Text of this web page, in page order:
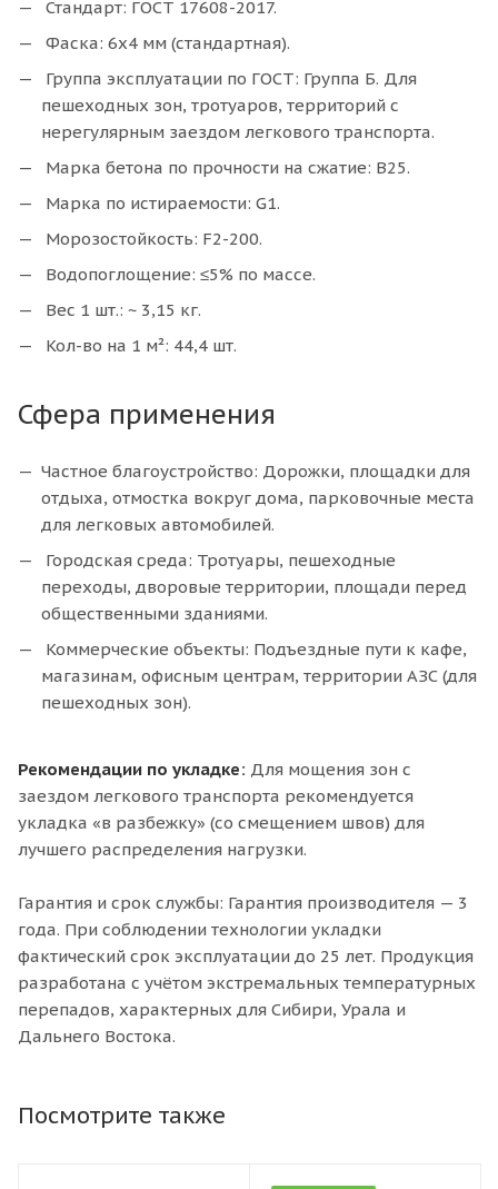
Стандарт: ГОСТ 17608-2017.
Фаска: 6х4 мм (стандартная).
Группа эксплуатации по ГОСТ: Группа Б. Для
пешеходных зон, тротуаров, территорий с
нерегулярным заездом легкового транспорта.
Марка бетона по прочности на сжатие: В25.
Марка по истираемости: G1.
Морозостойкость: F2-200.
Водопоглощение: ≤5% по массе.
Вес 1 шт.: ~ 3,15 кг.
Кол-во на 1 м²: 44,4 шт.
Сфера применения
Частное благоустройство: Дорожки, площадки для
отдыха, отмостка вокруг дома, парковочные места
для легковых автомобилей.
Городская среда: Тротуары, пешеходные
переходы, дворовые территории, площади перед
общественными зданиями.
Коммерческие объекты: Подъездные пути к кафе,
магазинам, офисным центрам, территории АЗС (для
пешеходных зон).
Рекомендации по укладке: Для мощения зон с
заездом легкового транспорта рекомендуется
укладка «в разбежку» (со смещением швов) для
лучшего распределения нагрузки.
Гарантия и срок службы: Гарантия производителя — 3
года. При соблюдении технологии укладки
фактический срок эксплуатации до 25 лет. Продукция
разработана с учётом экстремальных температурных
перепадов, характерных для Сибири, Урала и
Дальнего Востока.
Посмотрите также